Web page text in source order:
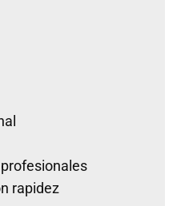
rapidez